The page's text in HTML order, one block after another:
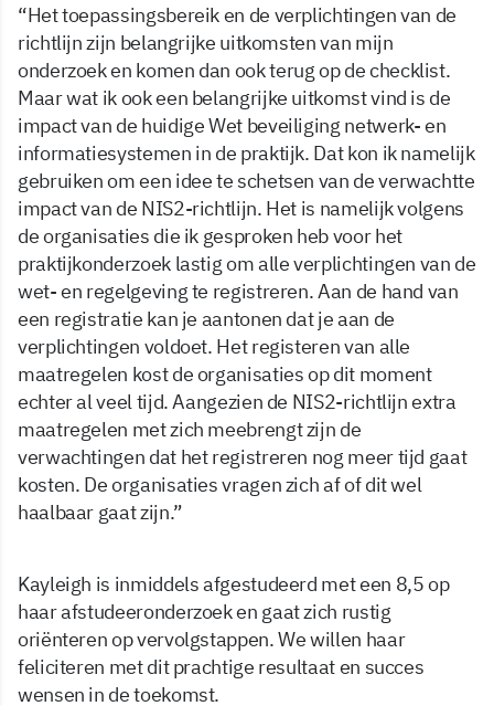
“Het toepassingsbereik en de verplichtingen van de
richtlijn zijn belangrijke uitkomsten van mijn
onderzoek en komen dan ook terug op de checklist.
Maar wat ik ook een belangrijke uitkomst vind is de
impact van de huidige Wet beveiliging netwerk- en
informatiesystemen in de praktijk. Dat kon ik namelijk
gebruiken om een idee te schetsen van de verwachtte
impact van de NIS2-richtlijn. Het is namelijk volgens
de organisaties die ik gesproken heb voor het
praktijkonderzoek lastig om alle verplichtingen van de
wet- en regelgeving te registreren. Aan de hand van
een registratie kan je aantonen dat je aan de
verplichtingen voldoet. Het registeren van alle
maatregelen kost de organisaties op dit moment
echter al veel tijd. Aangezien de NIS2-richtlijn extra
maatregelen met zich meebrengt zijn de
verwachtingen dat het registreren nog meer tijd gaat
kosten. De organisaties vragen zich af of dit wel
haalbaar gaat zijn.”
Kayleigh is inmiddels afgestudeerd met een 8,5 op
haar afstudeeronderzoek en gaat zich rustig
oriënteren op vervolgstappen. We willen haar
feliciteren met dit prachtige resultaat en succes
wensen in de toekomst.